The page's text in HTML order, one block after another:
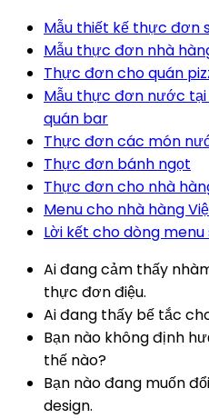
Mẫu thiết kế thực đơn
Mẫu thực đơn nhà
Thực đơn cho quán
Mẫu thực đơn nước
quán bar
Thực đơn các món
Thực đơn bánh ngọt
Thực đơn cho nhà
Menu cho nhà hàng
Lời kết cho dòng
Ai đang cảm thấy
thực đơn điệu.
Ai đang thấy bế tắc
Bạn nào không định
thế nào?
Bạn nào đang muốn
design.